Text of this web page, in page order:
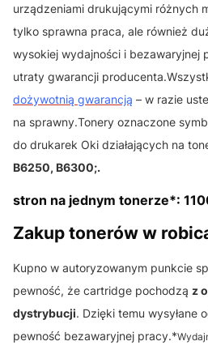
urządzeniami drukującymi różnych
tylko sprawna praca, ale również
wysokiej wydajności i bezawaryjnej
utraty gwarancji
dożywotnią gwarancją – w razie
na sprawny.Tonery oznaczone
do drukarek Oki działających na
B6250, B6300;.
stron na jednym tonerze*:
Zakup tonerów w
Kupno w autoryzowanym punkcie
pewność, że cartridge pochodzą z
dystrybucji. Dzięki temu wysyłane
pewność bezawaryjnej pracy.*